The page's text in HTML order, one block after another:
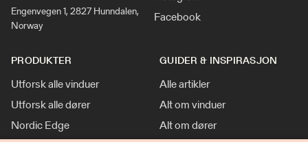
Engenvegen 1, 2827 Hunndalen,
Norway
Facebook
PRODUKTER
Utforsk alle vinduer
Utforsk alle dører
Nordic Edge
GUIDER & INSPIRASJON
Alle artikler
Alt om vinduer
Alt om dører